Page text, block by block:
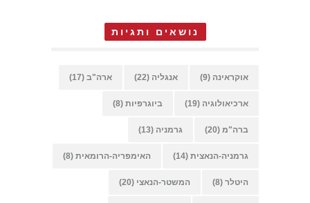
נושאים ותגיות
אוקראינה (9) אנגליה (22) ארה"ב (17)
ארכיאולוגיה (19) ביוגרפיות (8)
ברה"מ (20) גרמניה (13)
גרמניה-הנאצית (14) האימפריה-הרומאית (8)
היטלר (8) המשטר-הנאצי (20)